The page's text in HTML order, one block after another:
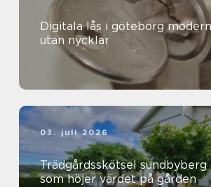
Digitala lås i göteborg modern säkerhet
utan nycklar
03. juli 2026
Trädgårdsskötsel sundbyberg grönska
som höjer värdet på gården